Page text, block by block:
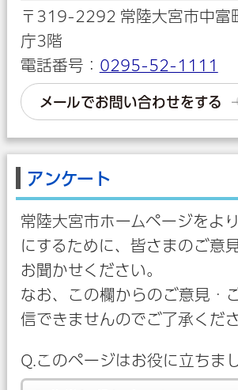
〒319-2292 常陸大宮市中
庁3階
電話番号： 0295-52-1111
メールでお問い合わせをする
アンケート
常陸大宮市ホームページをよ
にするために、皆さまのご意
お聞かせください。
なお、この欄からのご意見・
信できませんのでご了承くださ
Q.このページはお役に立ちま